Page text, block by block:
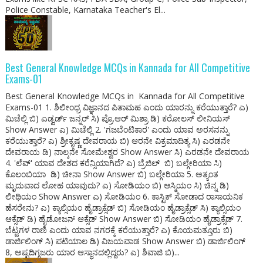
Police Constable, Karnataka Teacher's El...
Best General Knowledge MCQs in Kannada for All Competitive
Exams-01
Best General Knowledge MCQs in Kannada for All Competitive
Exams-01 1. ಶಿಲೀಂಧ್ರ ವಿಜ್ಞಾನದ ಪಿತಾಮಹ ಎಂದು ಯಾರನ್ನು ಕರೆಯುತ್ತಾರೆ? ಎ)
ಮಿಚೆಲ್ಲಿ ಬಿ) ಎಡ್ವರ್ಡ್ ಜನ್ನರ್ ಸಿ) ಪ್ರೊ.ಆರ್ ಮಿಶ್ರಾ ಡಿ) ಕರೋಲಸ್ ಲೀನಿಯಸ್
Show Answer ಎ) ಮಿಚೆಲ್ಲಿ 2. 'ಗಜಬೆಂಟಿಕಾರ' ಎಂದು ಯಾವ ಅರಸನನ್ನು
ಕರೆಯುತ್ತಾರೆ? ಎ) ಶ್ರೀಕೃಷ್ಣ ದೇವರಾಯ ಬಿ) ಆರನೇ ವಿಕ್ರಮಾದಿತ್ಯ ಸಿ) ಎರಡನೇ
ದೇವರಾಯ ಡಿ) ನಾಲ್ಕನೇ ಸೋಮೇಶ್ವರ Show Answer ಸಿ) ಎರಡನೇ ದೇವರಾಯ
4. 'ಲೆವ್' ಯಾವ ದೇಶದ ಕರೆನ್ಸಿಯಾಗಿದೆ? ಎ) ಬ್ರೆಜಿಲ್ ಬಿ) ಬಲ್ಗೇರಿಯಾ ಸಿ)
ಕೊಲಂಬಿಯಾ ಡಿ) ಚೀನಾ Show Answer ಬಿ) ಬಲ್ಗೇರಿಯಾ 5. ಅತ್ಯಂತ
ಮೃದುವಾದ ಲೋಹ ಯಾವುದು? ಎ) ಸೋಡಿಯಂ ಬಿ) ಆಸ್ಮಿಯಂ ಸಿ) ಚಿನ್ನ ಡಿ)
ಲೀಥಿಯಂ Show Answer ಎ) ಸೋಡಿಯಂ 6. ಕಾಸ್ಟಿಕ್ ಸೋಡಾದ ರಾಸಾಯನಿಕ
ಹೆಸರೇನು? ಎ) ಕ್ಯಾಲ್ಸಿಯಂ ಹೈಡ್ರಾಕ್ಸೆಡ್ ಬಿ) ಸೋಡಿಯಂ ಹೈಡ್ರಾಕ್ಸೆಡ್ ಸಿ) ಕ್ಯಾಲ್ಸಿಯಂ
ಆಕ್ಸೆಡ್ ಡಿ) ಹೈಡೋಜನ್ ಆಕ್ಸೆಡ್ Show Answer ಬಿ) ಸೋಡಿಯಂ ಹೈಡ್ರಾಕ್ಸೆಡ್ 7.
ಬೆಟ್ಟಗಳ ರಾಣಿ ಎಂದು ಯಾವ ನಗರಕ್ಕೆ ಕರೆಯುತ್ತಾರೆ? ಎ) ಕೊಯಮತ್ತೂರು ಬಿ)
ಡಾರ್ಜಿಲಿಂಗ್ ಸಿ) ಪಟಿಯಾಲ ಡಿ) ವಿಜಯವಾಡ Show Answer ಬಿ) ಡಾರ್ಜಿಲಿಂಗ್
8, ಅಷ್ಟದಿಗ್ಗಜರು ಯಾರ ಆಸ್ಥಾನದಲ್ಲಿದ್ದರು? ಎ) ಶಿವಾಜಿ ಬಿ)...